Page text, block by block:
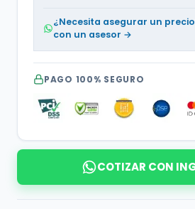
Trifásico
|
ATX1B254ETPP
cantidad
¿Necesita asegurar un
con un asesor →
PAGO 100% SEGURO
COTIZAR CON